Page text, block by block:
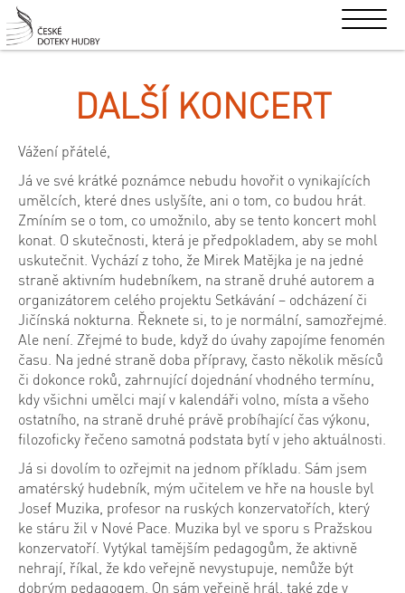
DALŠÍ KONCERT
Vážení přátelé,
Já ve své krátké poznámce nebudu hovořit o vynikajících
umělcích, které dnes uslyšíte, ani o tom, co budou hrát.
Zmíním se o tom, co umožnilo, aby se tento koncert mohl
konat. O skutečnosti, která je předpokladem, aby se mohl
uskutečnit. Vychází z toho, že Mirek Matějka je na jedné
straně aktivním hudebníkem, na straně druhé autorem a
organizátorem celého projektu Setkávání – odcházení či
Jičínská nokturna. Řeknete si, to je normální, samozřejmé.
Ale není. Zřejmé to bude, když do úvahy zapojíme fenomén
času. Na jedné straně doba přípravy, často několik měsíců
či dokonce roků, zahrnující dojednání vhodného termínu,
kdy všichni umělci mají v kalendáři volno, místa a všeho
ostatního, na straně druhé právě probíhající čas výkonu,
filozoficky řečeno samotná podstata bytí v jeho aktuálnosti.
Já si dovolím to ozřejmit na jednom příkladu. Sám jsem
amatérský hudebník, mým učitelem ve hře na housle byl
Josef Muzika, profesor na ruských konzervatořích, který
ke stáru žil v Nové Pace. Muzika byl ve sporu s Pražskou
konzervatoří. Vytýkal tamějším pedagogům, že aktivně
nehrají, říkal, že kdo veřejně nevystupuje, nemůže být
dobrým pedagogem. On sám veřejně hrál, také zde v